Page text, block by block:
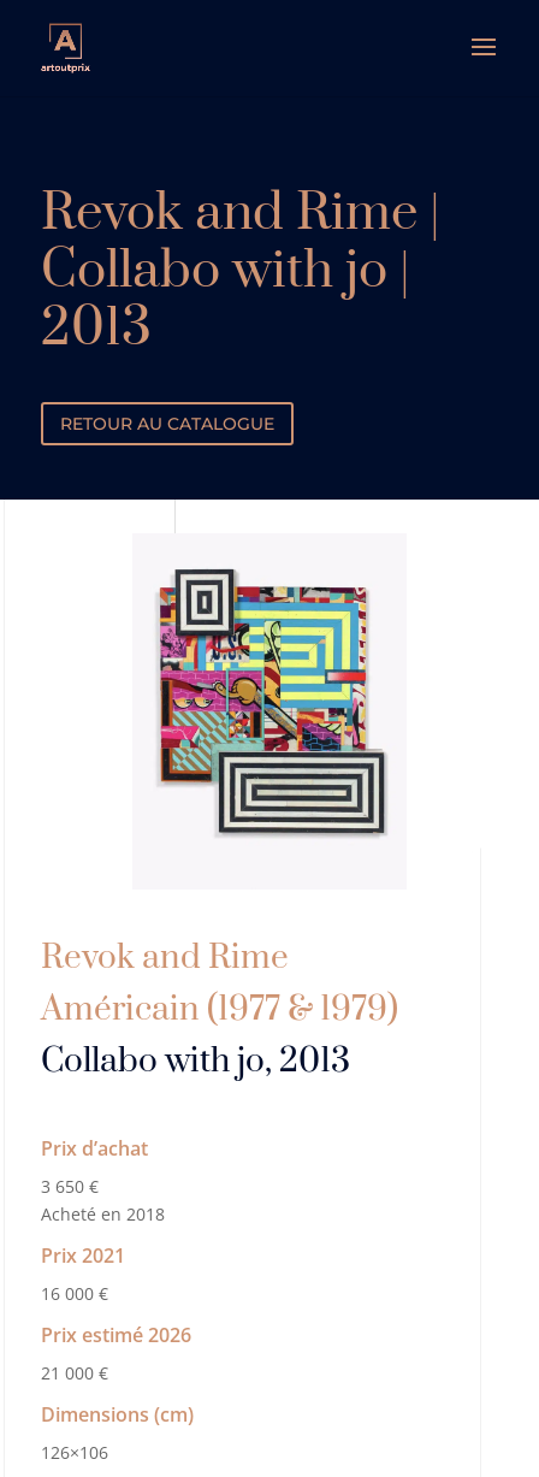
Revok and Rime |
Collabo with jo |
2013
RETOUR AU CATALOGUE
Revok and Rime
Américain (1977 & 1979)
Collabo with jo, 2013
Prix d’achat
3 650 €
Acheté en 2018
Prix 2021
16 000 €
Prix estimé 2026
21 000 €
Dimensions (cm)
126×106